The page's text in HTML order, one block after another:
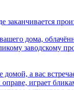
дома,
заводскому
а вас
играет